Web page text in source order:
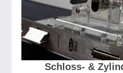
Schloss- &